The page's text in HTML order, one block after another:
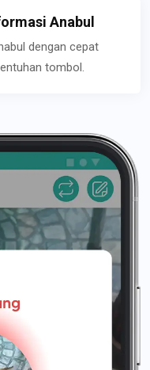
Anabul
dengan cepat
tombol.